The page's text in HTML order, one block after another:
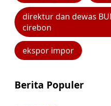
direktur dan dewas
cirebon
ekspor impor
Berita Populer